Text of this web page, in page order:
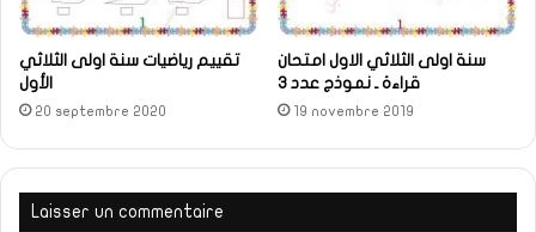
تقييم رياضيات سنة اولى الثلاثي
الأول
20 septembre 2020
سنة اولى الثلاثي الاول امتحان
قراءة ـ نموذج عدد 3
19 novembre 2019
Laisser un commentaire